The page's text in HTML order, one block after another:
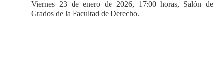
Viernes 23 de enero de 2026, 17:00 horas, Salón de
Grados de la Facultad de Derecho.